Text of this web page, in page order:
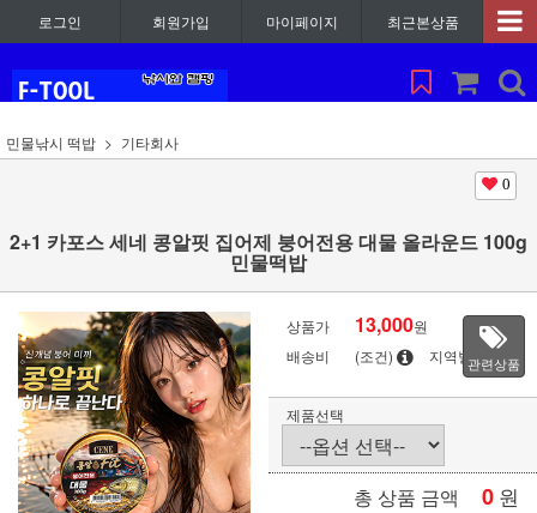
로그인 회원가입 마이페이지 최근본상품
민물낚시 떡밥 기타회사
0
2+1 카포스 세네 콩알핏 집어제 붕어전용 대물 올라운드 100g
민물떡밥
상품가 13,000원
배송비
(조건) 지역별관련상품
제품선택
총 상품 금액 0 원